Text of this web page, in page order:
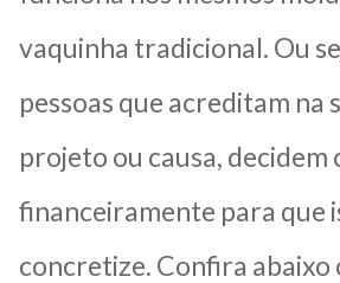
vaquinha tradicional. Ou
pessoas que acreditam na
projeto ou causa,
financeiramente para que
concretize. Confira abaixo